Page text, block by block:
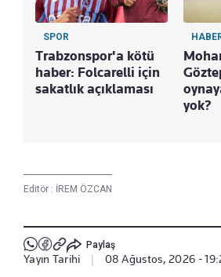
SPOR
Trabzonspor'a kötü
haber: Folcarelli için
sakatlık açıklaması
yok?
Editör : İREM ÖZCAN
Paylaş
Yayın Tarihi 08 Ağustos, 2026 -